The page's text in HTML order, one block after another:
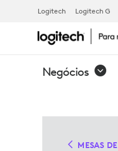
PARA
MESA
Logitech Logitech G
Negócios
MESAS